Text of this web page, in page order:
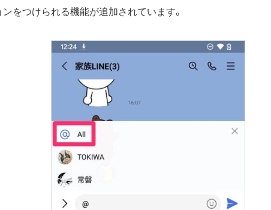
をつけられる機能が追加されています。